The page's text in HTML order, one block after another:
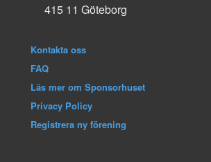
415 11 Göteborg
Kontakta oss
FAQ
Läs mer om Sponsorhuset
Privacy Policy
Registrera ny förening